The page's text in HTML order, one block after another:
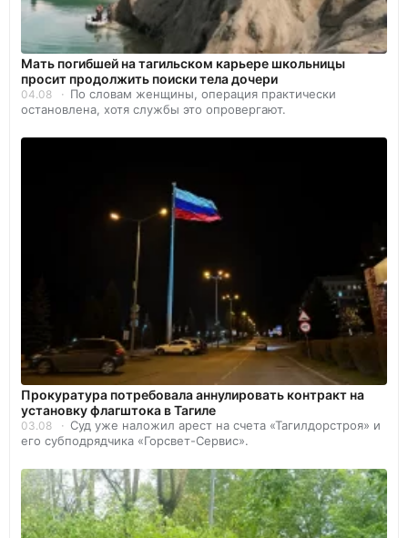
Мать погибшей на тагильском карьере школьницы
просит продолжить поиски тела дочери
04.08
По словам женщины, операция практически
остановлена, хотя службы это опровергают.
Прокуратура потребовала аннулировать контракт на
установку флагштока в Тагиле
03.08
Суд уже наложил арест на счета «Тагилдорстроя» и
его субподрядчика «Горсвет-Сервис».